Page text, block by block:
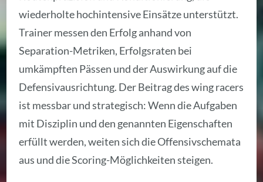
wiederholte hochintensive Einsätze unterstützt.
Trainer messen den Erfolg anhand von
Separation-Metriken, Erfolgsraten bei
umkämpften Pässen und der Auswirkung auf die
Defensivausrichtung. Der Beitrag des wing racers
ist messbar und strategisch: Wenn die Aufgaben
mit Disziplin und den genannten Eigenschaften
erfüllt werden, weiten sich die Offensivschemata
aus und die Scoring-Möglichkeiten steigen.